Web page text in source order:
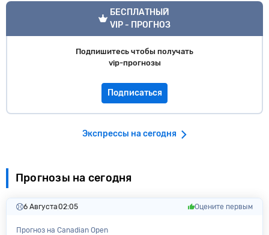
VIP прогноз
БЕСПЛАТНЫЙ
VIP - ПРОГНОЗ
Подпишитесь чтобы получать
vip-прогнозы
Подписаться
Экспрессы на сегодня
Прогнозы на сегодня
6 Августа02:05 Оцените первым
Прогноз на Canadian Open